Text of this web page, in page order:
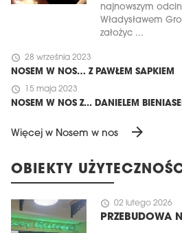
najnowszym
Władysławem
założyc ...
schedule 28 września 2023
NOSEM W NOS… Z PAWŁEM SAPKIEM
schedule 15 maja 2023
NOSEM W NOS Z... DANIELEM
Więcej w Nosem w nos arrow_forward
OBIEKTY
schedule 02 lutego 2026
PRZEBUDOWA